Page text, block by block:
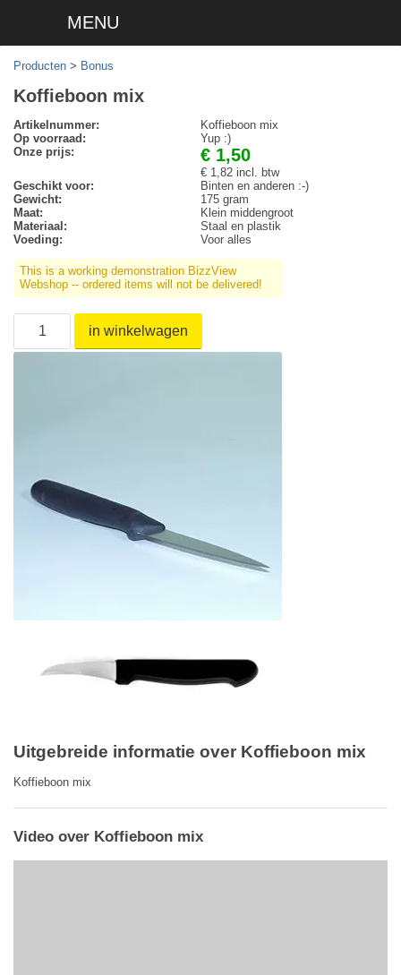
MENU
Producten > Bonus
Koffieboon mix
Artikelnummer:
Koffieboon mix
Op voorraad:
Yup :)
Onze prijs:
€ 1,50
€ 1,82 incl. btw
Geschikt voor:
Binten en anderen :-)
Gewicht:
175 gram
Maat:
Klein middengroot
Materiaal:
Staal en plastik
Voeding:
Voor alles
This is a working demonstration BizzView
Webshop -- ordered items will not be delivered!
in winkelwagen
Uitgebreide informatie over Koffieboon mix
Koffieboon mix
Video over Koffieboon mix